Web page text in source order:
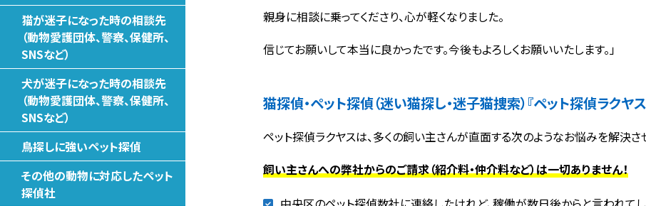
親身に相談に乗ってくださり、心が軽くなりました。
信じてお願いして本当に良かったです。今後もよろしくお願いいたします。」
猫探偵・ペット探偵（迷い猫探し・迷子猫捜索）『ペット探偵ラクヤ
ペット探偵ラクヤスは、多くの飼い主さんが直面する次のようなお悩みを解決さ
飼い主さんへの弊社からのご請求（紹介料・仲介料など）は一切ありません！
猫が迷子になった時の相談先
（動物愛護団体、警察、保健所、
SNSなど）
犬が迷子になった時の相談先
（動物愛護団体、警察、保健所、
SNSなど）
鳥探しに強いペット探偵
その他の動物に対応したペット
探偵社